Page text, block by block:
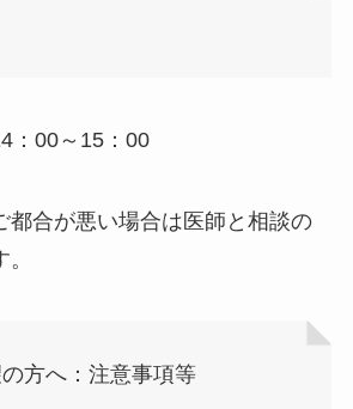
00～15：00
合が悪い場合は医師と相談の
方へ：注意事項等